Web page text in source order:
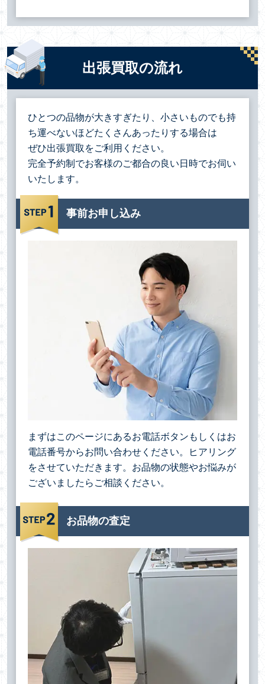
出張買取の流れ
ひとつの品物が大きすぎたり、小さいものでも持
ち運べないほどたくさんあったりする場合は
ぜひ出張買取をご利用ください。
完全予約制でお客様のご都合の良い日時でお伺い
いたします。
事前お申し込み
まずはこのページにあるお電話ボタンもしくはお
電話番号からお問い合わせください。ヒアリング
をさせていただきます。お品物の状態やお悩みが
ございましたらご相談ください。
お品物の査定